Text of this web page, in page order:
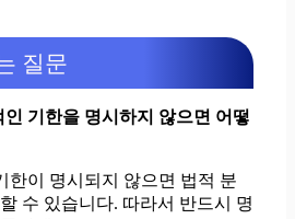
질문
기한을 명시하지 않으면 어떻
한이 명시되지 않으면 법적 분
수 있습니다. 따라서 반드시 명